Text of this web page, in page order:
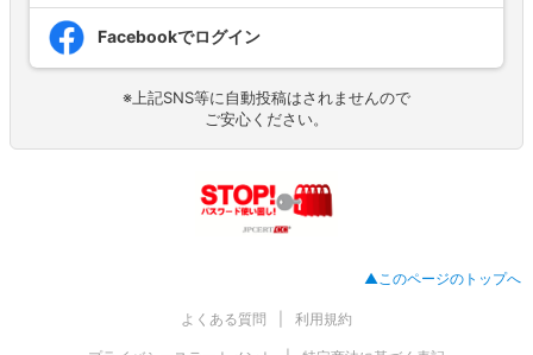
Facebookでログイン
※上記SNS等に自動投稿はされませんので
ご安心ください。
▲このページのトップへ
よくある質問 利用規約